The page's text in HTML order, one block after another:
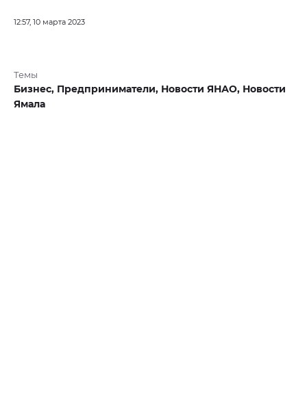
12:57, 10 марта 2023
Темы
Бизнес, Предприниматели, Новости ЯНАО, Новости
Ямала